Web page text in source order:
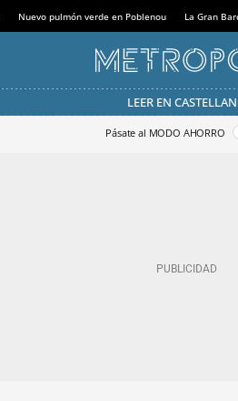
Nuevo pulmón verde en Poblenou La Gran
LEER EN
Pásate al MODO AHORRO